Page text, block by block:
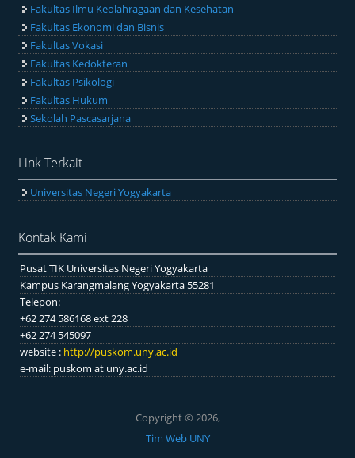
Fakultas Ilmu Keolahragaan dan Kesehatan
Fakultas Ekonomi dan Bisnis
Fakultas Vokasi
Fakultas Kedokteran
Fakultas Psikologi
Fakultas Hukum
Sekolah Pascasarjana
Link Terkait
Universitas Negeri Yogyakarta
Kontak Kami
Pusat TIK Universitas Negeri Yogyakarta
Kampus Karangmalang Yogyakarta 55281
Telepon:
+62 274 586168 ext 228
+62 274 545097
website : http://puskom.uny.ac.id
e-mail: puskom at uny.ac.id
Copyright © 2026,
Tim Web UNY